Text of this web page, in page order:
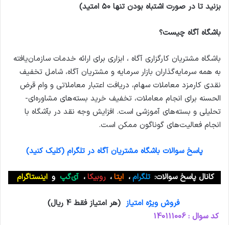
بزنید تا در صورت اشتباه بودن تنها ۵۰ امتید)
باشگاه آگاه چیست؟
باشگاه مشتریان کارگزاری آگاه ، ابزاری برای ارائه خدمات سازمان‌یافته
به همه سرمایه‌گذاران بازار سرمایه و مشتریان آگاه، شامل تخفیف
نقدی کارمزد معاملات سهام، دریافت اعتبار معاملاتی و وام قرض
الحسنه برای انجام معاملات، تخفیف خرید بسته‌های مشاوره‌ای-
تحلیلی و بسته‌های آموزشی است. افزایش وجه نقد در بآشگاه با
انجام فعالیت‌های گوناگون ممکن است.
پاسخ سوالات باشگاه مشتریان آگاه در تلگرام (کلیک کنید)
کانال پاسخ سوالات: تلگرام، ایتا، روبیکا، آی‌گپ و اینستاگرام
فروش ویژه امتیاز (هر امتیاز فقط 4 ریال)
کد سوال : 140111006